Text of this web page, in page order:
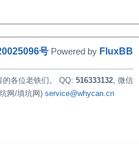
号 Powered by FluxBB
各位老铁们。 QQ: 516333132, 微信
网/填坑网) service@whycan.cn